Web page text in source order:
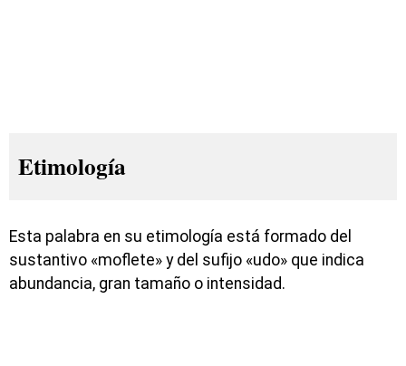
Etimología
Esta palabra en su etimología está formado del
sustantivo «moflete» y del sufijo «udo» que indica
abundancia, gran tamaño o intensidad.